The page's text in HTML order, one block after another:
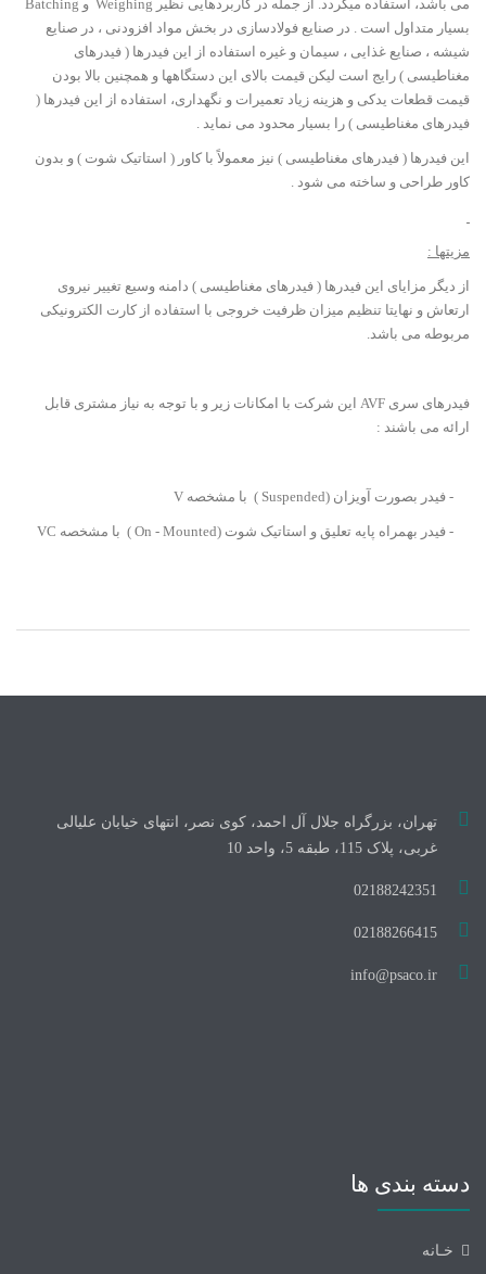
می باشد، استفاده میگردد. از جمله در کاربردهایی نظیر Weighing و Batching
بسیار متداول است . در صنایع فولادسازی در بخش مواد افزودنی ، در صنایع
شیشه ، صنایع غذایی ، سیمان و غیره استفاده از این فیدرها ( فیدرهای
مغناطیسی ) رایج است لیکن قیمت بالای این دستگاهها و همچنین بالا بودن
قیمت قطعات یدکی و هزینه زیاد تعمیرات و نگهداری، استفاده از این فیدرها (
فیدرهای مغناطیسی ) را بسیار محدود می نماید .
این فیدرها ( فیدرهای مغناطیسی ) نیز معمولاً با کاور ( استاتیک شوت ) و بدون
کاور طراحی و ساخته می شود .
مزیتها :
از ديگر مزايای اين فيدرها ( فیدرهای مغناطیسی ) دامنه وسيع تغيير نيروی
ارتعاش و نهايتا تنظيم ميزان ظرفيت خروجی با استفاده از کارت الکترونيکی
مربوطه می باشد.
فيدرهای سری AVF اين شرکت با امکانات زير و با توجه به نياز مشتری قابل
ارائه می باشند :
- فيدر بصورت آويزان (Suspended ) با مشخصه V
- فيدر بهمراه پايه تعليق و استاتيک شوت (On - Mounted ) با مشخصه VC
تهران، بزرگراه جلال آل احمد، کوی نصر، انتهای خیابان علیالی
غربی، پلاک 115، طبقه 5، واحد 10
02188242351
02188266415
info@psaco.ir
دسته بندی ها
خـانه